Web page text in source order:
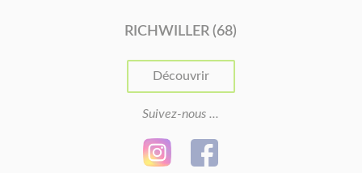
RICHWILLER (68)
Découvrir
Suivez-nous ...